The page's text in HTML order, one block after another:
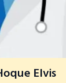
Elvis